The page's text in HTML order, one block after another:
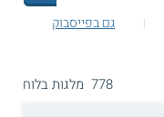
גם בפייסבוק
778 מלגות בלוח